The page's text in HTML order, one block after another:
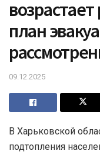
план
09.12.2025
В Харьковской
подтопления